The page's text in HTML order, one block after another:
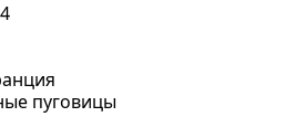
пуговицы